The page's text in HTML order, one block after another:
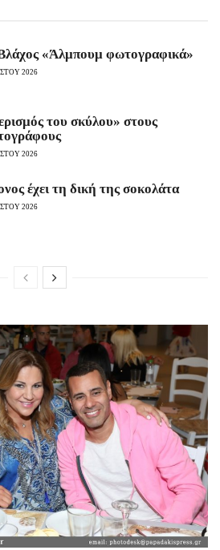
«Άλμπουμ φωτογραφικά»
2026
του σκύλου» στους
2026
έχει τη δική της σοκολάτα
2026